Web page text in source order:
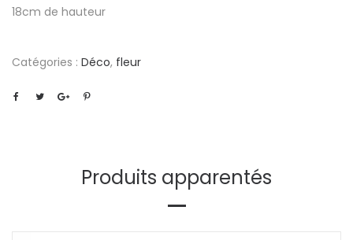
18cm de hauteur
Catégories : Déco, fleur
Produits apparentés